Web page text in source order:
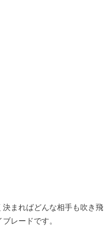
まればどんな相手も吹き飛
レードです。